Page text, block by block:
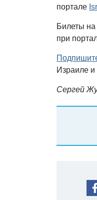
портале
Билеты
при
Израиле и
Сергей